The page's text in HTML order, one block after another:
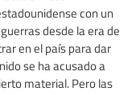
con un
desde la era de
en el país para dar
se ha acusado a
material. Pero las